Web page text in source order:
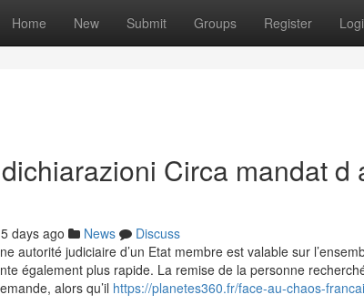
Home New Submit Groups Register
Circa mandat d
days ago News
Discuss
autorité judiciaire d’un Etat membre est valable sur
également plus rapide. La remise de la personne
alors qu’il https://planetes360.fr/face-au-chaos-